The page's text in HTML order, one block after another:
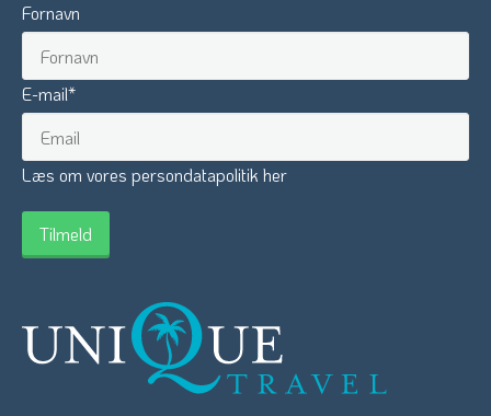
Fornavn
E-mail*
Læs om vores persondatapolitik her